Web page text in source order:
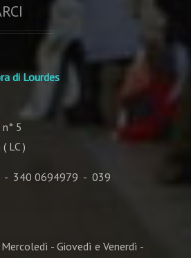
di Lourdes
5
LC )
- 340 0694979 - 039
- Giovedì e Venerdì -